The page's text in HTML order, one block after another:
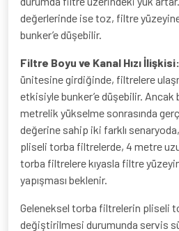
değerlerinde ise toz, filtre
bunker’e düşebilir.
Filtre Boyu ve Kanal Hızı İlişkisi:
ünitesine girdiğinde, filtrelere
etkisiyle bunker’e düşebilir. Ancak
metrelik yükselme sonrasında
değerine sahip iki farklı
pliseli torba filtrelerde, 4 metre
torba filtrelere kıyasla filtre
yapışması beklenir.
Geleneksel torba filtrelerin pliseli
değiştirilmesi durumunda servis